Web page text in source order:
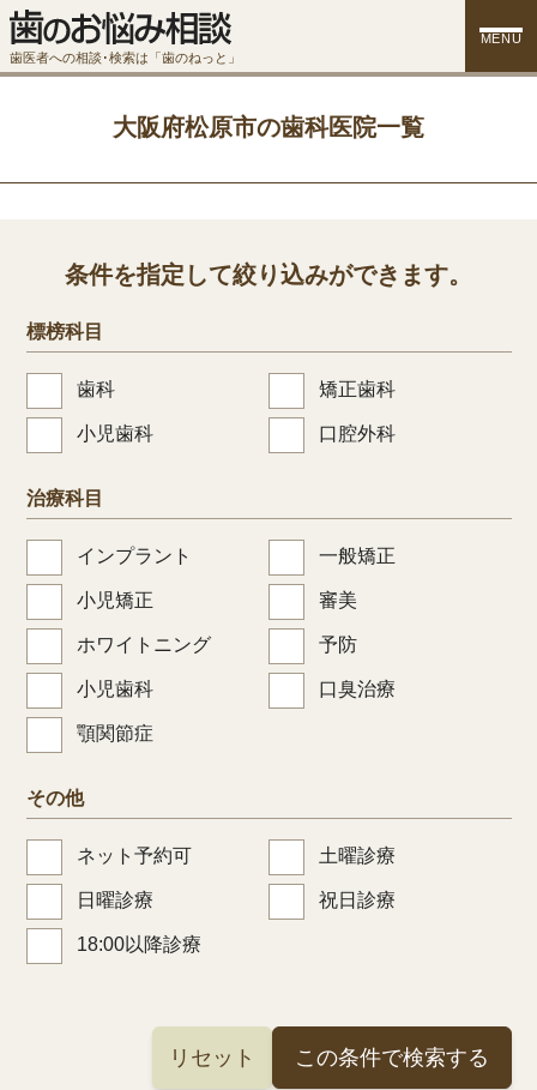
歯医者への相談･検索は「歯のねっと」
MENU
大阪府松原市の歯科医院一覧
条件を指定して絞り込みができます。
標榜科目
歯科 矯正歯科
小児歯科 口腔外科
治療科目
インプラント 一般矯正
小児矯正 審美
ホワイトニング 予防
小児歯科 口臭治療
顎関節症
その他
ネット予約可 土曜診療
日曜診療 祝日診療
18:00以降診療
リセット この条件で検索する